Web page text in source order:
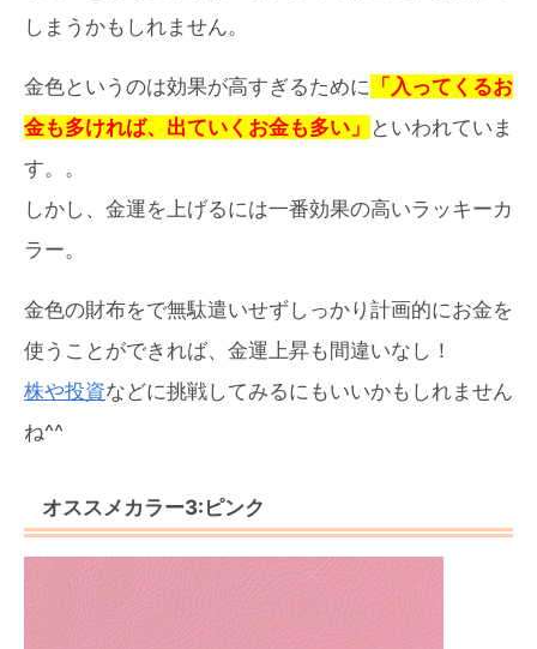
しまうかもしれません。
金色というのは効果が高すぎるために 「入ってくるお
金も多ければ、出ていくお金も多い」 といわれていま
す。。
しかし、金運を上げるには一番効果の高いラッキーカ
ラー。
金色の財布をで無駄遣いせずしっかり計画的にお金を
使うことができれば、金運上昇も間違いなし！
株や投資などに挑戦してみるにもいいかもしれません
ね^^
オススメカラー3:ピンク